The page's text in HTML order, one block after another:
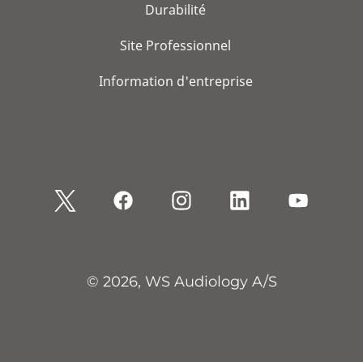
Durabilité
Site Professionnel
Information d'entreprise
© 2026, WS Audiology A/S